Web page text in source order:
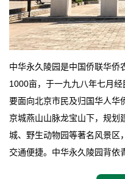
中华永久陵园是中国侨联华侨
1000亩，于一九九八年七月
要面向北京市民及归国华人华
京城燕山山脉龙宝山下，规划
城、野生动物园等著名风景区
交通便捷。中华永久陵园背依